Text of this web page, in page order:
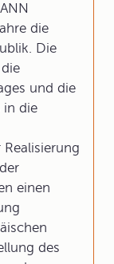
die
Die
und die
in die
einen
des